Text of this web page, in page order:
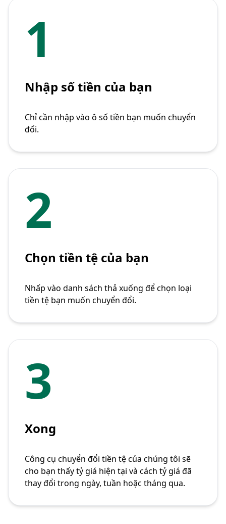
1
Nhập số tiền của bạn
Chỉ cần nhập vào ô số tiền bạn muốn chuyển
đổi.
2
Chọn tiền tệ của bạn
Nhấp vào danh sách thả xuống để chọn loại
tiền tệ bạn muốn chuyển đổi.
3
Xong
Công cụ chuyển đổi tiền tệ của chúng tôi sẽ
cho bạn thấy tỷ giá hiện tại và cách tỷ giá đã
thay đổi trong ngày, tuần hoặc tháng qua.